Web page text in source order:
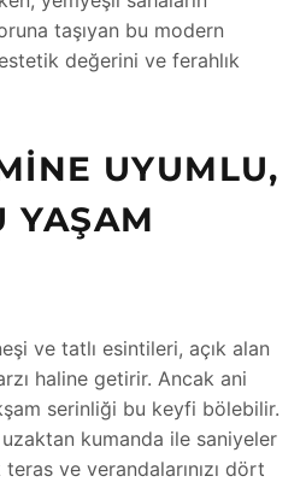
taşıyan bu modern
değerini ve ferahlık
UYUMLU,
YAŞAM
ve tatlı esintileri, açık alan
haline getirir. Ancak ani
serinliği bu keyfi bölebilir.
kumanda ile saniyeler
ve verandalarınızı dört